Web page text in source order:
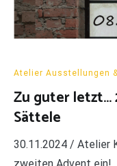
Atelier Ausstellungen
Zu guter letzt…
Sättele
30.11.2024 / Atelier